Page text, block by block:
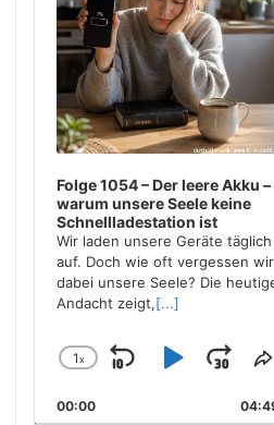
Folge 1054 – Der leere Akku –
warum unsere Seele keine
Schnellladestation ist
Wir laden unsere Geräte täglich
auf. Doch wie oft vergessen wir
dabei unsere Seele? Die
Andacht zeigt,[...]
Change
Rate
1x
Skip
Backward
Play
Pause
00:00